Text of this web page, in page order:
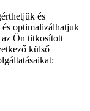
és
optimalizálhatjuk
Ön titkosított
külső